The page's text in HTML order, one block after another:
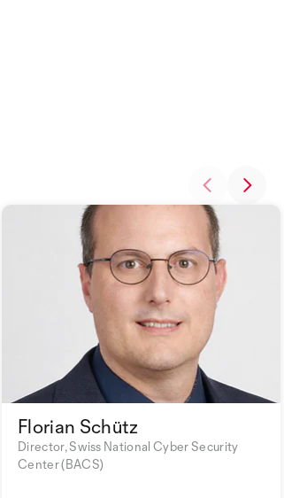
Florian Schütz
Director, Swiss National Cyber Security
Center (BACS)